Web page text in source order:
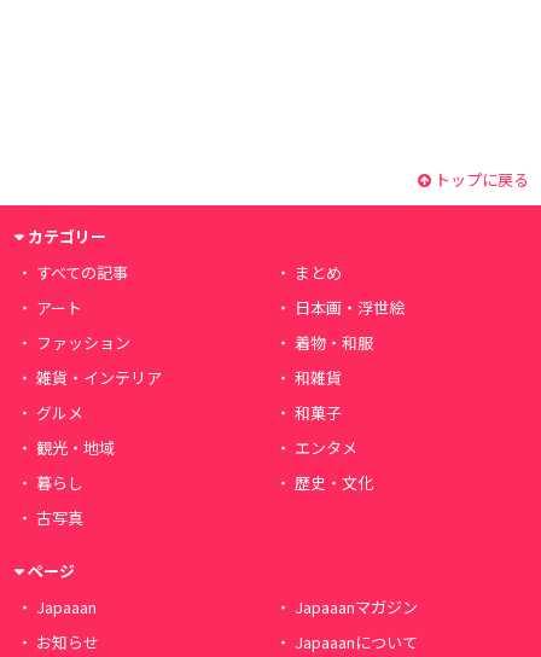
トップに戻る
カテゴリー
すべての記事
まとめ
アート
日本画・浮世絵
ファッション
着物・和服
雑貨・インテリア
和雑貨
グルメ
和菓子
観光・地域
エンタメ
暮らし
歴史・文化
古写真
ページ
Japaaan
Japaaanマガジン
お知らせ
Japaaanについて